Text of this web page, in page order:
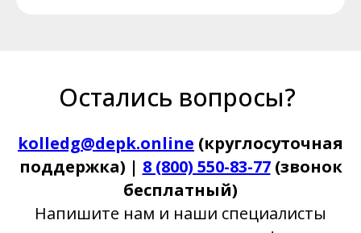
Остались вопросы?
kolledg@depk.online (круглосуточная
поддержка) | 8 (800) 550-83-77(звонок
бесплатный)
Напишите нам и наши специалисты